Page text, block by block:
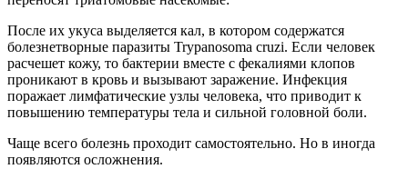
После их укуса выделяется кал, в котором содержатся
болезнетворные паразиты Trypanosoma cruzi. Если человек
расчешет кожу, то бактерии вместе с фекалиями клопов
проникают в кровь и вызывают заражение. Инфекция
поражает лимфатические узлы человека, что приводит к
повышению температуры тела и сильной головной боли.
Чаще всего болезнь проходит самостоятельно. Но в иногда
появляются осложнения.